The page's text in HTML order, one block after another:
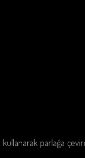
parlağa